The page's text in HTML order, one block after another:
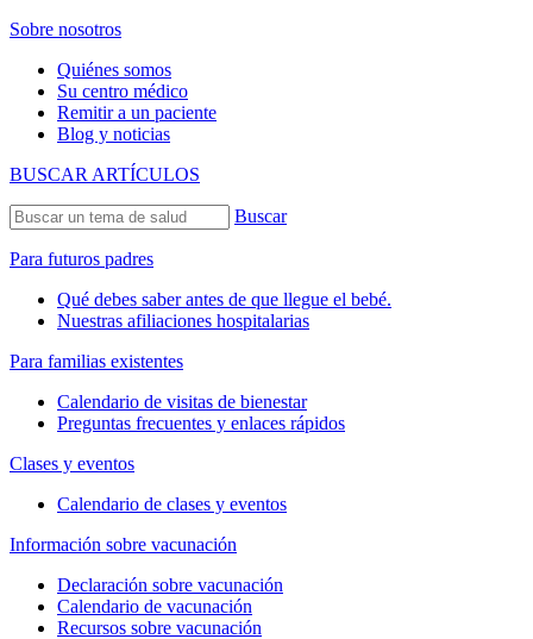
Sobre nosotros
Quiénes somos
Su centro médico
Remitir a un paciente
Blog y noticias
BUSCAR ARTÍCULOS
Buscar
Para futuros padres
Qué debes saber antes de que llegue el bebé.
Nuestras afiliaciones hospitalarias
Para familias existentes
Calendario de visitas de bienestar
Preguntas frecuentes y enlaces rápidos
Clases y eventos
Calendario de clases y eventos
Información sobre vacunación
Declaración sobre vacunación
Calendario de vacunación
Recursos sobre vacunación